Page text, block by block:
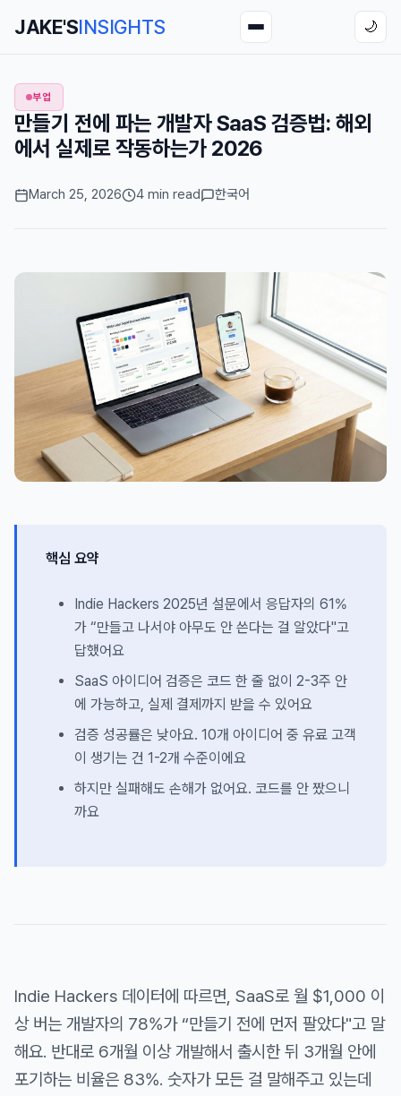
JAKE'SINSIGHTS 🌙
부업
만들기 전에 파는 개발자 SaaS 검증법: 해외
에서 실제로 작동하는가 2026
March 25, 2026 4 min read 한국어
핵심 요약
Indie Hackers 2025년 설문에서 응답자의 61%
가 “만들고 나서야 아무도 안 쓴다는 걸 알았다"고
답했어요
SaaS 아이디어 검증은 코드 한 줄 없이 2-3주 안
에 가능하고, 실제 결제까지 받을 수 있어요
검증 성공률은 낮아요. 10개 아이디어 중 유료 고객
이 생기는 건 1-2개 수준이에요
하지만 실패해도 손해가 없어요. 코드를 안 짰으니
까요
Indie Hackers 데이터에 따르면, SaaS로 월 $1,000 이
상 버는 개발자의 78%가 “만들기 전에 먼저 팔았다"고 말
해요. 반대로 6개월 이상 개발해서 출시한 뒤 3개월 안에
포기하는 비율은 83%. 숫자가 모든 걸 말해주고 있는데